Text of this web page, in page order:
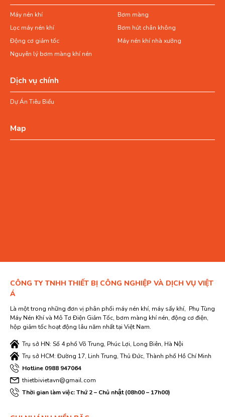
Máy nén khí
Bơm màng
Lọc máy nén khí
Bơm hút chân không
Động cơ giảm tốc
Máy nén khí nhà xưởng
Nguyên lý bơm màng khí nén
Dịch vụ chính
Dự Án Tiêu Biểu
Map
CÔNG TY TNHH THIẾT BỊ CÔNG NGHIỆP VÀ DỊCH VỤ VIỆT
Á
Là một trong những đơn vị phân phối máy nén khí, máy sấy khí, Phụ Tùng
Máy Nén Khí và Mô Tơ Điện Giảm Tốc, bơm màng khí nén, động cơ điện,
hộp giảm tốc hoạt động lâu năm nhất tại Việt Nam.
Trụ sở HN: Số 4 phố Võ Trung, Phúc Lợi, Long Biên, Hà Nội
Trụ sở HCM: Đường 17, Linh Trung, Thủ Đức, Thành phố Hồ Chí Minh
Hotline 0988 947064
thietbivietavn@gmail.com
Thời gian làm việc: Thứ 2 – Chủ nhật (08h00 – 17h00)